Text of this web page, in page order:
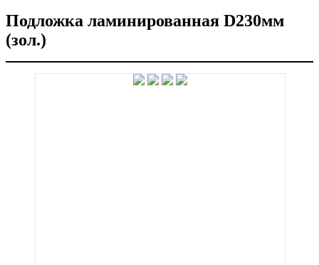
Подложка ламинированная D230мм
(зол.)